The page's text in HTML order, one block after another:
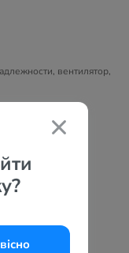
вентилятор,